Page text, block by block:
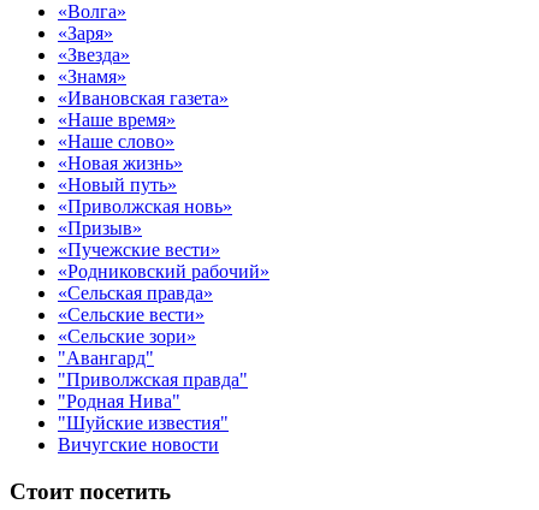
«Волга»
«Заря»
«Звезда»
«Знамя»
«Ивановская газета»
«Наше время»
«Наше слово»
«Новая жизнь»
«Новый путь»
«Приволжская новь»
«Призыв»
«Пучежские вести»
«Родниковский рабочий»
«Сельская правда»
«Сельские вести»
«Сельские зори»
"Авангард"
"Приволжская правда"
"Родная Нива"
"Шуйские известия"
Вичугские новости
Стоит посетить